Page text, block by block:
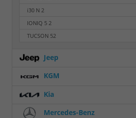
i30 N 2
IONIQ 5 2
TUCSON 52
Jeep
KGM
Kia
Mercedes-Benz